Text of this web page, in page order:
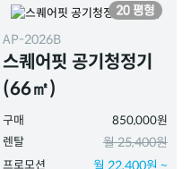
AP-2026B
스퀘어핏 공기청정기
(66㎡)
구매
850,000원
렌탈
월 25,400원
프로모션 월 22,400원 ~